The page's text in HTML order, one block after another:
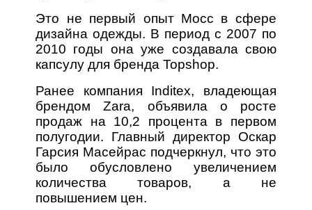
Это не первый опыт Мосс в сфере
дизайна одежды. В период с 2007 по
2010 годы она уже создавала свою
капсулу для бренда Topshop.
Ранее компания Inditex, владеющая
брендом Zara, объявила о росте
продаж на 10,2 процента в первом
полугодии. Главный директор Оскар
Гарсия Масейрас подчеркнул, что это
было обусловлено увеличением
количества товаров, а не
повышением цен.